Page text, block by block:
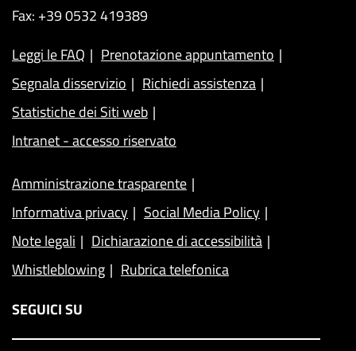
Fax: +39 0532 419389
Leggi le FAQ
Prenotazione appuntamento
Segnala disservizio
Richiedi assistenza
Statistiche dei Siti web
Intranet - accesso riservato
Amministrazione trasparente
Informativa privacy
Social Media Policy
Note legali
Dichiarazione di accessibilità
Whistleblowing
Rubrica telefonica
SEGUICI SU